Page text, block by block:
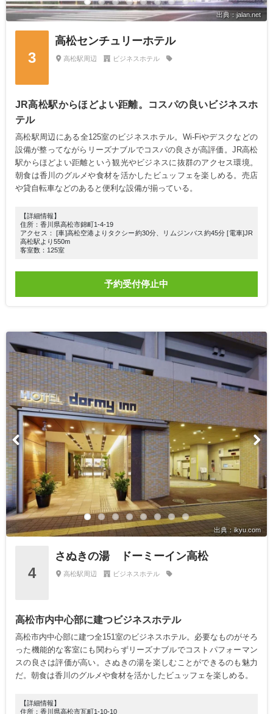
出典：jalan.net
3
高松センチュリーホテル
高松駅周辺 ビジネスホテル
JR高松駅からほどよい距離。コスパの良いビジネスホ
テル
高松駅周辺にある全125室のビジネスホテル。Wi-Fiやデスクなどの
設備が整ってながらリーズナブルでコスパの良さが高評価。JR高松
駅からほどよい距離という観光やビジネスに抜群のアクセス環境。
朝食は香川のグルメや食材を活かしたビュッフェを楽しめる。売店
や貸自転車などのあると便利な設備が揃っている。
【詳細情報】
住所：香川県高松市錦町1-4-19
アクセス： [車]高松空港よりタクシー約30分、リムジンバス約45分 [電車]JR
高松駅より550m
客室数：125室
予約受付停止中
出典：ikyu.com
4
さぬきの湯 ドーミーイン高松
高松駅周辺 ビジネスホテル
高松市内中心部に建つビジネスホテル
高松市内中心部に建つ全151室のビジネスホテル。必要なものがそろ
った機能的な客室にも関わらずリーズナブルでコストパフォーマン
スの良さは評価が高い。さぬきの湯を楽しむことができるのも魅力
だ。朝食は香川のグルメや食材を活かしたビュッフェを楽しめる。
【詳細情報】
住所：香川県高松市瓦町1-10-10